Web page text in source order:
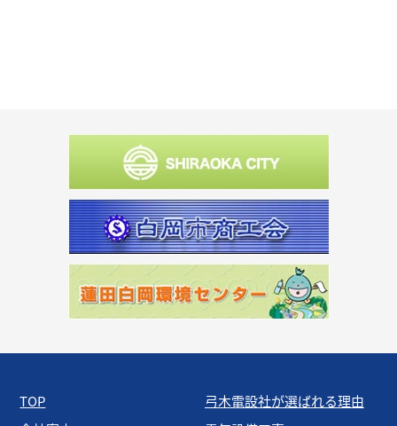
TOP
弓木電設社が選ばれる理由